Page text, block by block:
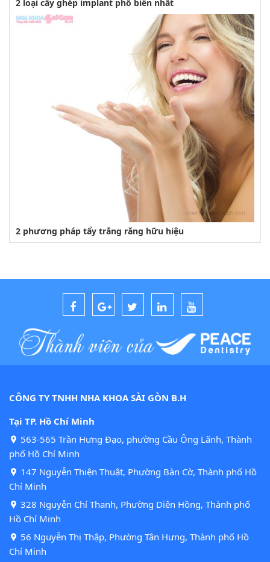
2 loại cấy ghép implant phổ biến nhất
2 phương pháp tẩy trắng răng hữu hiệu
CÔNG TY TNHH NHA KHOA SÀI GÒN B.H
Tại TP. Hồ Chí Minh
563-565 Trần Hưng Đạo, phường Cầu Ông Lãnh, Thành
phố Hồ Chí Minh
147 Nguyễn Thiện Thuật, Phường Bàn Cờ, Thành phố Hồ
Chí Minh
328 Nguyễn Chí Thanh, Phường Diên Hồng, Thành phố
Hồ Chí Minh
56 Nguyễn Thị Thập, Phường Tân Hưng, Thành phố Hồ
Chí Minh